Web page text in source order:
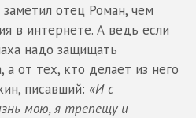
отец Роман, чем
в интернете. А ведь если
надо защищать
а от тех, кто делает из него
писавший: «И с
мою, я трепещу и